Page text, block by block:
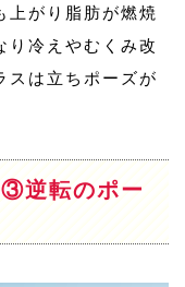
上がり脂肪が燃焼
り冷えやむくみ改
スは立ちポーズが
逆転のポー